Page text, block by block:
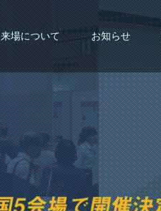
来場について お知らせ